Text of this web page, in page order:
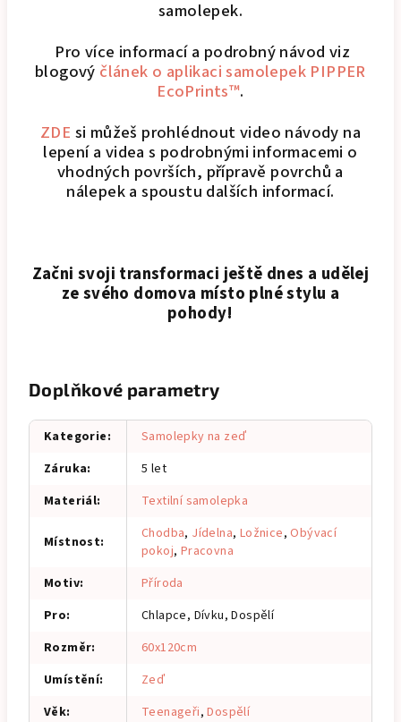
samolepek.
Pro více informací a podrobný návod viz
blogový článek o aplikaci samolepek PIPPER
EcoPrints™.
ZDE si můžeš prohlédnout video návody na
lepení a videa s podrobnými informacemi o
vhodných površích, přípravě povrchů a
nálepek a spoustu dalších informací.
Začni svoji transformaci ještě dnes a udělej
ze svého domova místo plné stylu a
pohody!
Doplňkové parametry
Kategorie:
Samolepky na zeď
Záruka:
5 let
Materiál: Textilní samolepka
Místnost: Chodba, Jídelna, Ložnice,Obývací
pokoj, Pracovna
Motiv:
Příroda
Pro:
Chlapce, Dívku, Dospělí
Rozměr:
60x120cm
Umístění:
Zeď
Věk: Teenageři,Dospělí